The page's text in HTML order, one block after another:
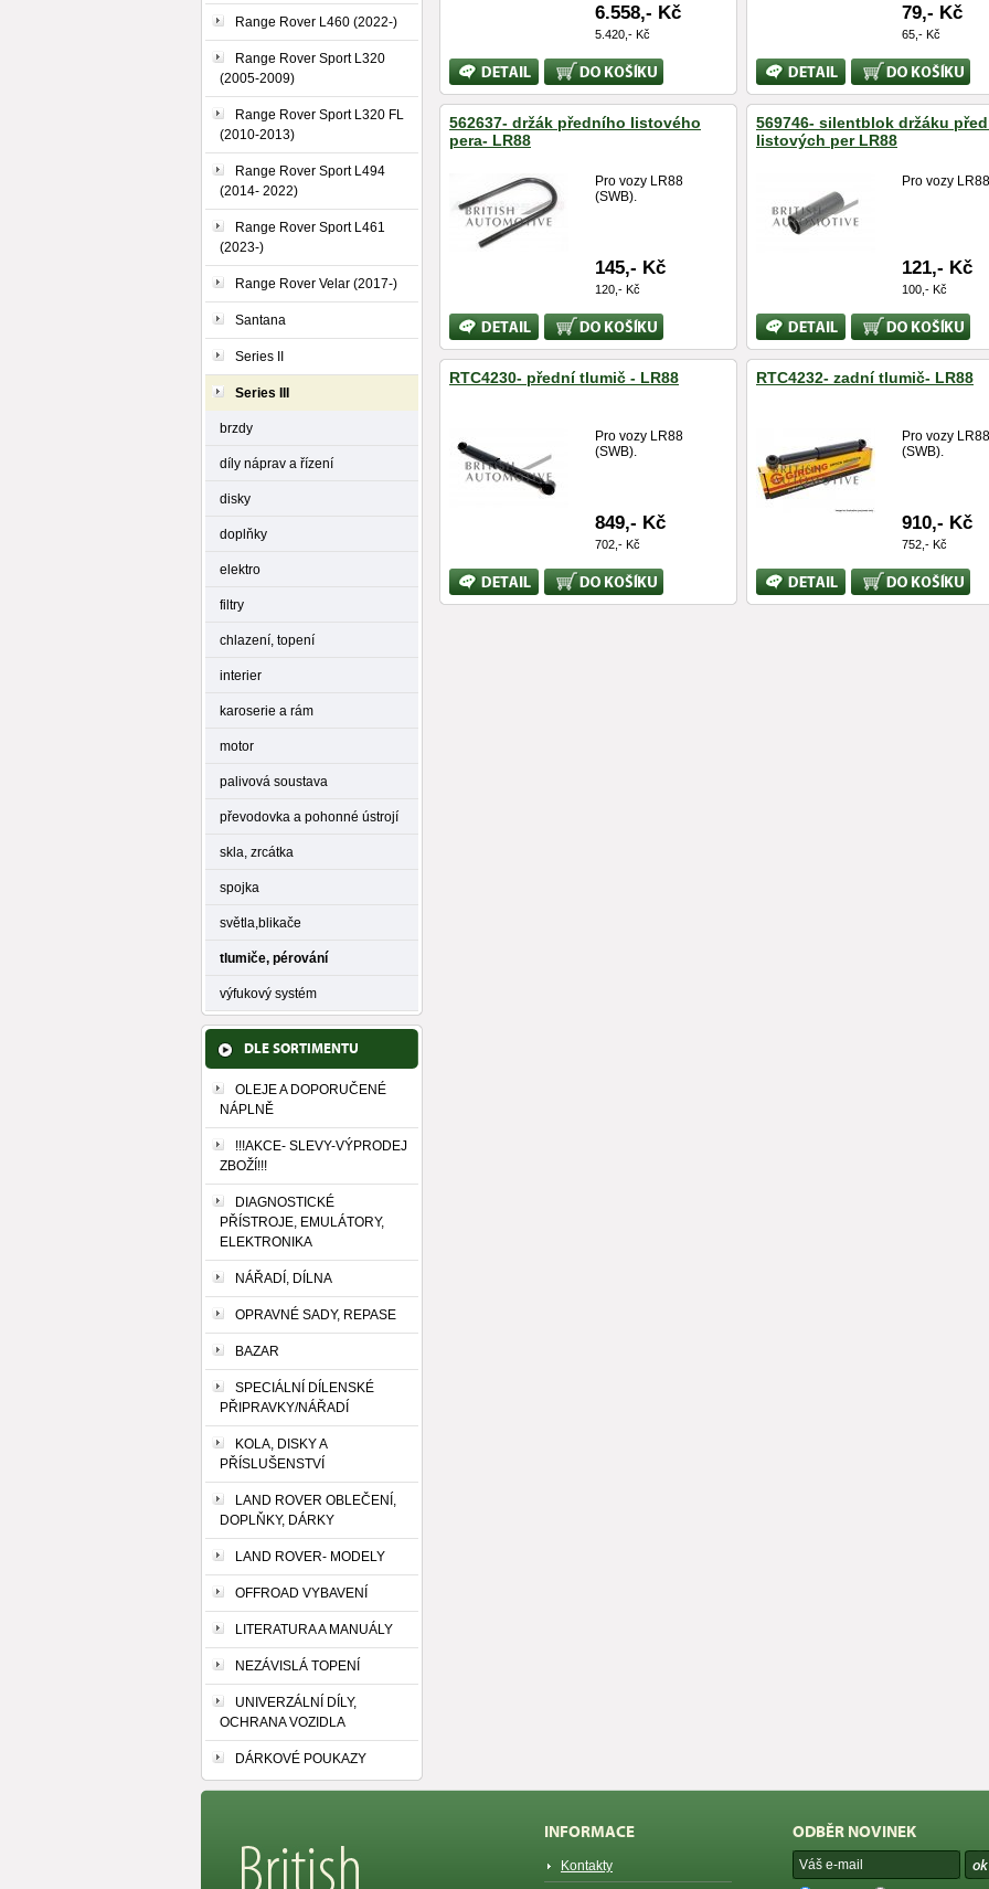
Range Rover L460 (2022-)
Range Rover Sport L320
(2005-2009)
Range Rover Sport L320 FL
(2010-2013)
Range Rover Sport L494
(2014- 2022)
Range Rover Sport L461
(2023-)
Range Rover Velar (2017-)
Santana
Series II
Series III
brzdy
díly náprav a řízení
disky
doplňky
elektro
filtry
chlazení, topení
interier
karoserie a rám
motor
palivová soustava
převodovka a pohonné ústrojí
skla, zrcátka
spojka
světla,blikače
tlumiče, pérování
výfukový systém
DLE SORTIMENTU
OLEJE A DOPORUČENÉ
NÁPLNĚ
!!!AKCE- SLEVY-VÝPRODEJ
ZBOŽÍ!!!
DIAGNOSTICKÉ
PŘÍSTROJE, EMULÁTORY,
ELEKTRONIKA
NÁŘADÍ, DÍLNA
OPRAVNÉ SADY, REPASE
BAZAR
SPECIÁLNÍ DÍLENSKÉ
PŘIPRAVKY/NÁŘADÍ
KOLA, DISKY A
PŘÍSLUŠENSTVÍ
LAND ROVER OBLEČENÍ,
DOPLŇKY, DÁRKY
LAND ROVER- MODELY
OFFROAD VYBAVENÍ
LITERATURA A MANUÁLY
NEZÁVISLÁ TOPENÍ
UNIVERZÁLNÍ DÍLY,
OCHRANA VOZIDLA
DÁRKOVÉ POUKAZY
6.558,- Kč
5.420,- Kč
Bližší
informace
Koupit
79,- Kč
65,- Kč
Bližší
informace
Koupit
562637- držák předního listového
pera- LR88
Pro vozy LR88
(SWB).
145,- Kč
120,- Kč
Bližší
informace
Koupit
569746- silentblok držáku
listových per LR88
Pro vozy
121,- Kč
100,- Kč
Bližší
informace
Koupit
RTC4230- přední tlumič - LR88
Pro vozy LR88
(SWB).
849,- Kč
702,- Kč
Bližší
informace
Koupit
RTC4232- zadní tlumič- LR88
Pro vozy LR88
(SWB).
910,- Kč
752,- Kč
Bližší
informace
Koupit
INFORMACE
Kontakty
ODBĚR NOVINEK